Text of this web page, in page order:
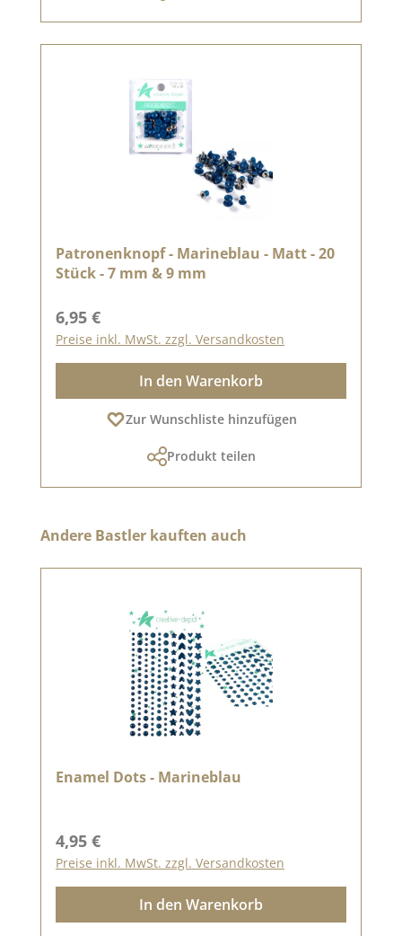
Patronenknopf - Marineblau - Matt - 20
Stück - 7 mm & 9 mm
Regulärer Preis:
6,95 €
Preise inkl. MwSt. zzgl. Versandkosten
In den Warenkorb
Zur Wunschliste hinzufügen
Produkt teilen
Produktgalerie überspringen
Andere Bastler kauften auch
Enamel Dots - Marineblau
Regulärer Preis:
4,95 €
Preise inkl. MwSt. zzgl. Versandkosten
In den Warenkorb